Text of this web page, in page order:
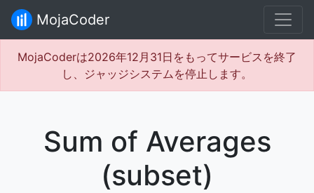
MojaCoder
MojaCoderは2026年12月31日をもってサービスを終了
し、ジャッジシステムを停止します。
Sum of Averages
(subset)